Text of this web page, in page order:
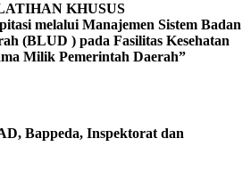
KHUSUS
melalui Manajemen Sistem Badan
(BLUD ) pada Fasilitas Kesehatan
Milik Pemerintah Daerah”
Bappeda, Inspektorat dan